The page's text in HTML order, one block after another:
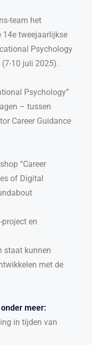
team het
14e tweejaarlijkse
Psychology
10 juli 2025).
Psychology”
– tussen
Career Guidance
“Career
of Digital
en
staat kunnen
met de
meer:
in tijden van